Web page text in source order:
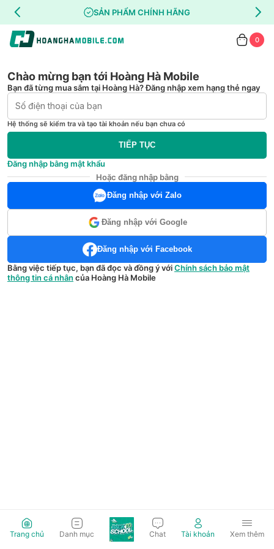
SẢN PHẨM CHÍNH HÃNG
0
Chào mừng bạn tới Hoàng Hà Mobile
Bạn đã từng mua sắm tại Hoàng Hà? Đăng nhập xem hạng thẻ ngay
Hệ thống sẽ kiểm tra và tạo tài khoản nếu bạn chưa có
TIẾP TỤC
Đăng nhập bằng mật khẩu
Hoặc đăng nhập bằng
Đăng nhập với Zalo
Đăng nhập với Google
Đăng nhập với Facebook
Bằng việc tiếp tục, bạn đã đọc và đồng ý vớiChính sách bảo mật
thông tin cá nhân của Hoàng Hà Mobile
Trang chủ Danh mục Chat Tài khoản Xem thêm